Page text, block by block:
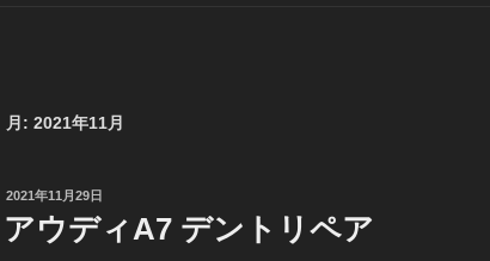
月: 2021年11月
投
日:
2021年11月29日
アウディA7 デントリペア